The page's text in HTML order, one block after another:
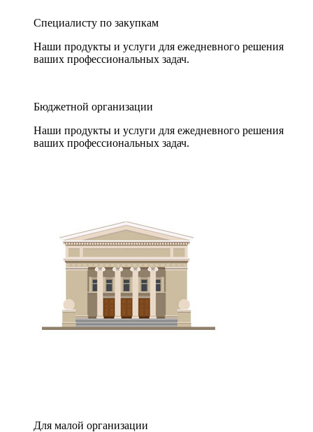
Специалисту по закупкам
Наши продукты и услуги для ежедневного решения
ваших профессиональных задач.
Бюджетной организации
Наши продукты и услуги для ежедневного решения
ваших профессиональных задач.
Для малой организации